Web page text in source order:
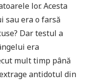
lor. Acesta
sau era o farsă
Dar testul a
era
mult timp până
antidotul din